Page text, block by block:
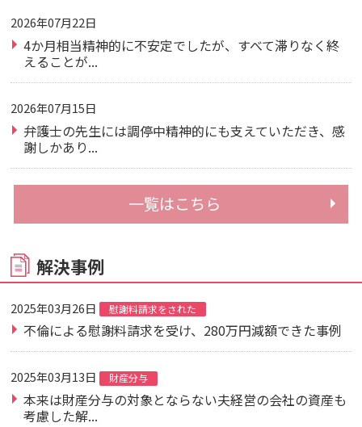
2026年07月22日
4か月相当精神的に不安定でしたが、すべて滞りなく終
えることが...
2026年07月15日
弁護士の先生には調停中精神的にも支えていただき、感
謝しかあり...
一覧はこちら
解決事例
2025年03月26日 慰謝料請求をされた
不倫による慰謝料請求を受け、280万円減額できた事例
2025年03月13日 財産分与
本来は財産分与の対象とならない夫経営の会社の資産も
考慮した解...